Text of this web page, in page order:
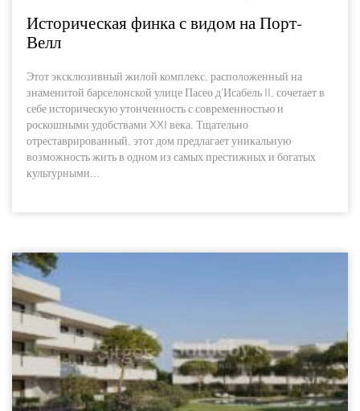
Историческая финка с видом на Порт-
Велл
Этот эксклюзивный жилой комплекс, расположенный на
знаменитой барселонской улице Пасео д'Исабель II, сочетает в
себе историческую утонченность с современностью и
роскошными удобствами XXI века. Тщательно
отреставрированный, этот дом предлагает уникальную
возможность жить в одном из самых престижных и богатых
культурными...